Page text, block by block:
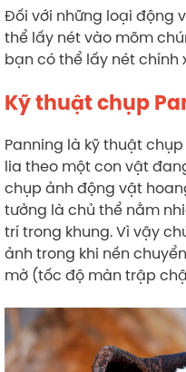
Đối với những loại động
thể lấy nét vào mõm
bạn có thể lấy nét chính
Kỹ thuật chụp
Panning là kỹ thuật
lia theo một con vật
chụp ảnh động vật
tưởng là chủ thể nằm
trí trong khung. Vì vậy
ảnh trong khi nền
mờ (tốc độ màn trập